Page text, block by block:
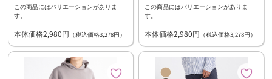
この商品にはバリエーションがありま
す。
本体価格2,980円 （税込価格3,278円）
この商品にはバリエーションがありま
す。
本体価格2,980円 （税込価格3,278円）